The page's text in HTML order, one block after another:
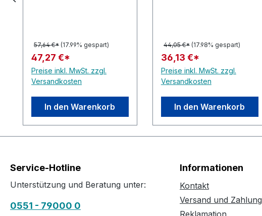
57,64 €* (17.99% gespart)
47,27 €*
Preise inkl. MwSt. zzgl.
Versandkosten
In den Warenkorb
44,05 €* (17.98% gespart)
36,13 €*
Preise inkl. MwSt. zzgl.
Versandkosten
In den Warenkorb
Service-Hotline
Unterstützung und Beratung unter:
0551 - 79000 0
Informationen
Kontakt
Versand und Zahlung